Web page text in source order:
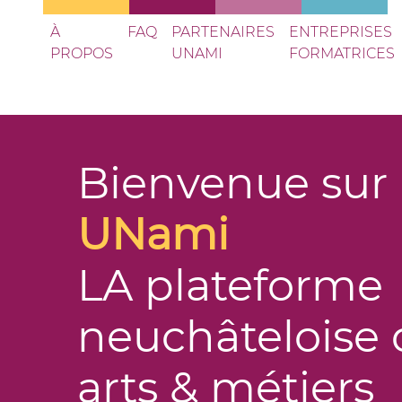
À
PROPOS
FAQ
PARTENAIRES
UNAMI
ENTREPRISES
FORMATRICES
Bienvenue sur
UNami
LA plateforme
neuchâteloise
arts & métiers